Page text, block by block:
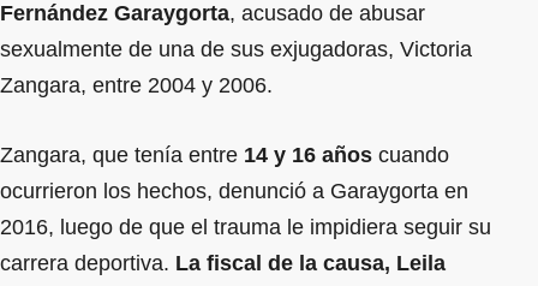
Fernández Garaygorta, acusado de abusar
sexualmente de una de sus exjugadoras, Victoria
Zangara, entre 2004 y 2006.
Zangara, que tenía entre 14 y 16 años cuando
ocurrieron los hechos, denunció a Garaygorta en
2016, luego de que el trauma le impidiera seguir su
carrera deportiva. La fiscal de la causa, Leila